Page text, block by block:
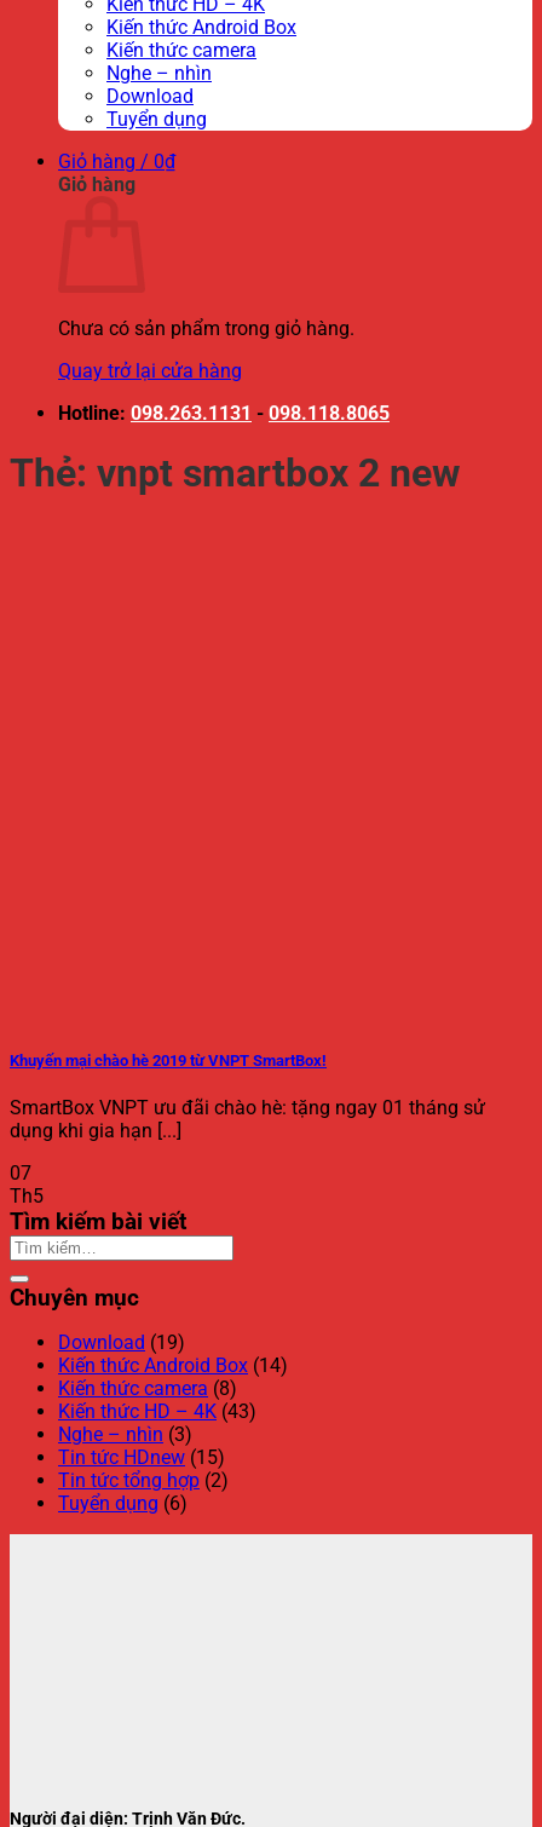
Kiến thức Android Box
Kiến thức camera
Nghe – nhìn
Download
Tuyển dụng
Giỏ hàng / 0₫
Giỏ hàng
Chưa có sản phẩm trong giỏ hàng.
Quay trở lại cửa hàng
Hotline: 098.263.1131 - 098.118.8065
Thẻ: vnpt smartbox 2 new
Khuyến mại chào hè 2019 từ VNPT SmartBox!
SmartBox VNPT ưu đãi chào hè: tặng ngay 01 tháng sử
dụng khi gia hạn [...]
07
Th5
Tìm kiếm bài viết
Chuyên mục
Download (19)
Kiến thức Android Box (14)
Kiến thức camera (8)
Kiến thức HD – 4K (43)
Nghe – nhìn (3)
Tin tức HDnew (15)
Tin tức tổng hợp (2)
Tuyển dụng (6)
Người đại diện: Trịnh Văn Đức.